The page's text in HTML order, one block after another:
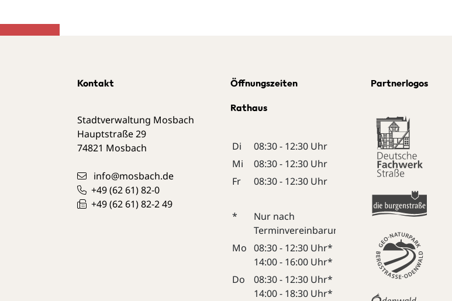
Kontakt
Stadtverwaltung Mosbach
Hauptstraße 29
74821 Mosbach
info@mosbach.de
+49 (6261) 82-0
+49 (6261) 82-249
Öffnungszeiten
Rathaus
Di
08:30 - 12:30 Uhr
Mi
08:30 - 12:30 Uhr
Fr
08:30 - 12:30 Uhr
*
Nur nach
Terminvereinbarung:
Mo
08:30 - 12:30 Uhr*
14:00 - 16:00 Uhr*
Do
08:30 - 12:30 Uhr*
14:00 - 18:30 Uhr*
Partnerlogos